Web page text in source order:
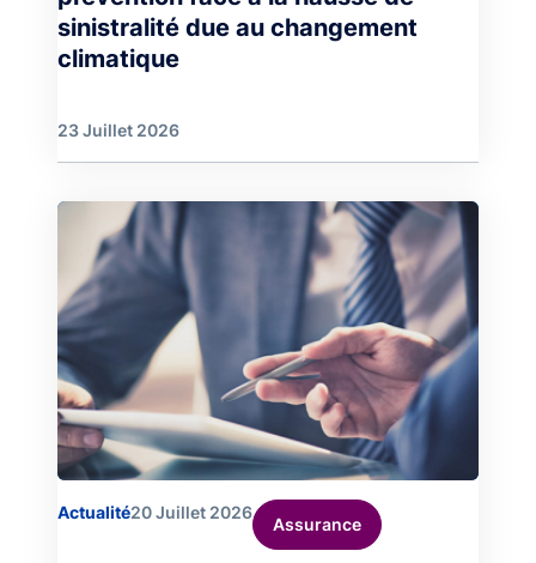
sinistralité due au changement
climatique
23 Juillet 2026
Image
Actualité20 Juillet 2026
Assurance